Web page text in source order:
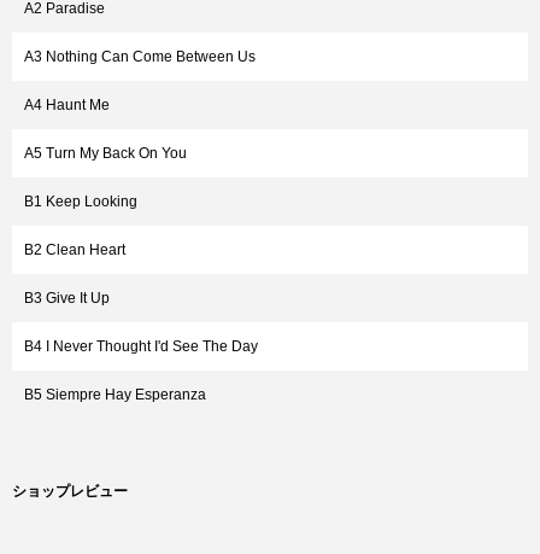
A2 Paradise
A3 Nothing Can Come Between Us
A4 Haunt Me
A5 Turn My Back On You
B1 Keep Looking
B2 Clean Heart
B3 Give It Up
B4 I Never Thought I'd See The Day
B5 Siempre Hay Esperanza
ショップレビュー